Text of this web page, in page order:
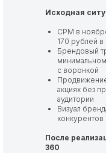
Исходная
CPM в
170 рублей в
Брендовый
с воронкой
акциях без
аудитории
Визуал
После
360